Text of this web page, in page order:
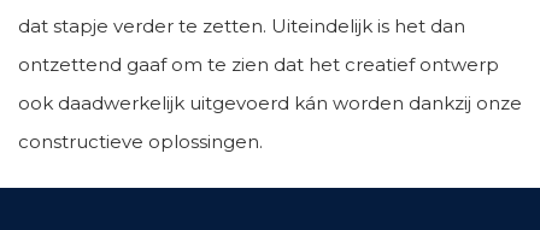
dat stapje verder te zetten. Uiteindelijk is het dan
ontzettend gaaf om te zien dat het creatief ontwerp
ook daadwerkelijk uitgevoerd kán worden dankzij onze
constructieve oplossingen.